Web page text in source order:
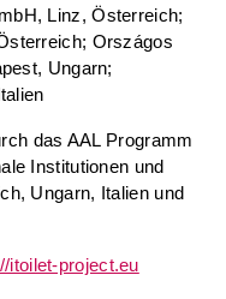
Linz, Österreich;
Országos
Ungarn;
das AAL Programm
Institutionen und
Ungarn, Italien und
itoilet-project.eu